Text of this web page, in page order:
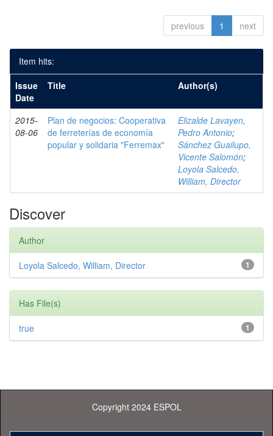
previous 1 next
Item hits:
Issue
Date
Title Author(s)
2015-
08-06
Plan de negocios: Cooperativa
de ferreterías de economía
popular y solidaria "Ferremax"
Elizalde Lavayen,
Pedro Antonio;
Sánchez Guailupo,
Vicente Salomón;
Loyola Salcedo,
William, Director
Discover
Author
1
Loyola Salcedo, William, Director
Has File(s)
1
true
Copyright 2024 ESPOL